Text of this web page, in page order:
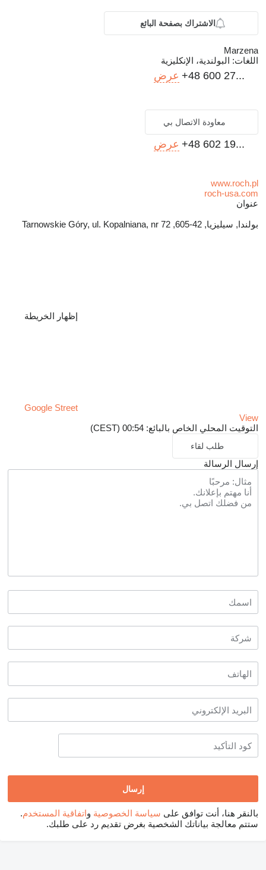
الاشتراك بصفحة البائع
Marzena
اللغات: البولندية، الإنكليزية
+48 600 27... عرض
معاودة الاتصال بي
+48 602 19... عرض
www.roch.pl
roch-usa.com
عنوان
بولندا, سيليزيا, 42-605, Tarnowskie Góry, ul. Kopalniana, nr 72
إظهار الخريطة
Google Street
View
التوقيت المحلي الخاص بالبائع: 00:54 (CEST)
طلب لقاء
إرسال الرسالة
بالنقر هنا، أنت توافق على سياسة الخصوصية واتفاقية المستخدم.
ستتم معالجة بياناتك الشخصية بغرض تقديم رد على طلبك.